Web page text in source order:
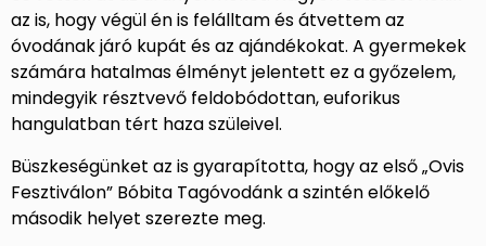
az is, hogy végül én is felálltam és átvettem az
óvodának járó kupát és az ajándékokat. A gyermekek
számára hatalmas élményt jelentett ez a győzelem,
mindegyik résztvevő feldobódottan, euforikus
hangulatban tért haza szüleivel.
Büszkeségünket az is gyarapította, hogy az első „Ovis
Fesztiválon” Bóbita Tagóvodánk a szintén előkelő
második helyet szerezte meg.